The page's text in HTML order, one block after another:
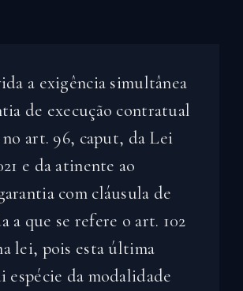
a exigência simultânea
de execução contratual
art. 96, caput, da Lei
e da atinente ao
com cláusula de
a que se refere o art. 102
lei, pois esta última
espécie da modalidade